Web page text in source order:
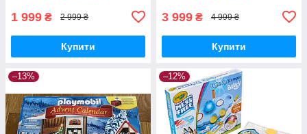
1 999 ₴ 2 999 ₴
Купити
3 999 ₴ 4 999 ₴
Купити
–13% –12%